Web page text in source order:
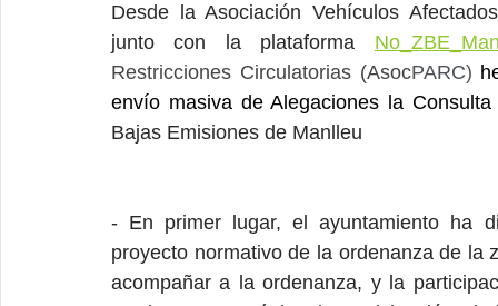
Desde la Asociación Vehículos
junto con la plataforma
Restricciones Circulatorias (AsocPARC)
envío masiva de Alegaciones la
Bajas Emisiones de Manlleu
- En primer lugar, el ayuntamiento ha
proyecto normativo de la ordenanza de la
acompañar a la ordenanza, y la